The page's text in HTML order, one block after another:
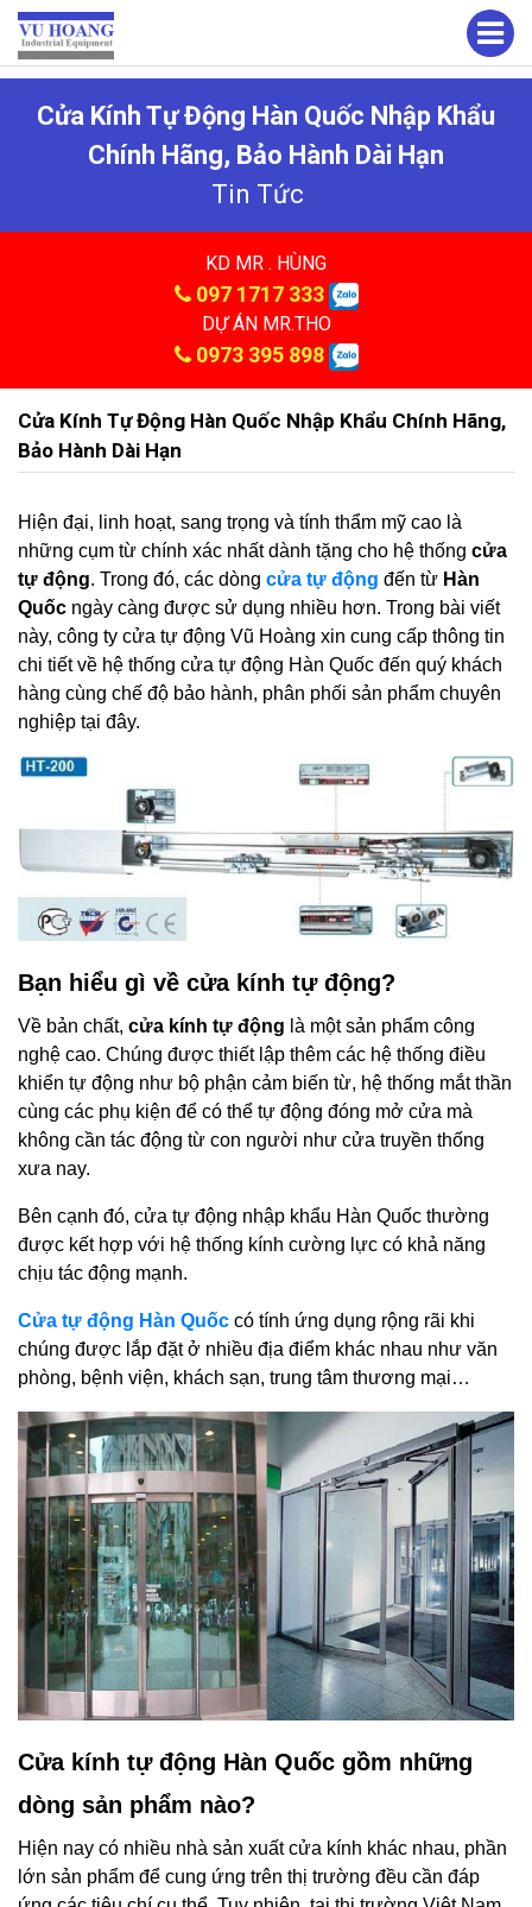
Cửa Kính Tự Động Hàn Quốc Nhập Khẩu
Chính Hãng, Bảo Hành Dài Hạn
Tin Tức
KD MR . HÙNG
097 1717 333
DỰ ÁN MR.THO
0973 395 898
Cửa Kính Tự Động Hàn Quốc Nhập Khẩu Chính Hãng,
Bảo Hành Dài Hạn
Hiện đại, linh hoạt, sang trọng và tính thẩm mỹ cao là
những cụm từ chính xác nhất dành tặng cho hệ thống cửa
tự động. Trong đó, các dòng cửa tự động đến từ Hàn
Quốc ngày càng được sử dụng nhiều hơn. Trong bài viết
này, công ty cửa tự động Vũ Hoàng xin cung cấp thông tin
chi tiết về hệ thống cửa tự động Hàn Quốc đến quý khách
hàng cùng chế độ bảo hành, phân phối sản phẩm chuyên
nghiệp tại đây.
Bạn hiểu gì về cửa kính tự động?
Về bản chất, cửa kính tự động là một sản phẩm công
nghệ cao. Chúng được thiết lập thêm các hệ thống điều
khiển tự động như bộ phận cảm biến từ, hệ thống mắt thần
cùng các phụ kiện để có thể tự động đóng mở cửa mà
không cần tác động từ con người như cửa truyền thống
xưa nay.
Bên cạnh đó, cửa tự động nhập khẩu Hàn Quốc thường
được kết hợp với hệ thống kính cường lực có khả năng
chịu tác động mạnh.
Cửa tự động Hàn Quốc có tính ứng dụng rộng rãi khi
chúng được lắp đặt ở nhiều địa điểm khác nhau như văn
phòng, bệnh viện, khách sạn, trung tâm thương mại…
Cửa kính tự động Hàn Quốc gồm những
dòng sản phẩm nào?
Hiện nay có nhiều nhà sản xuất cửa kính khác nhau, phần
lớn sản phẩm để cung ứng trên thị trường đều cần đáp